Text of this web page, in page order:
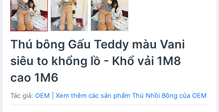
Thú bông Gấu Teddy màu Vani
siêu to khổng lồ - Khổ vải 1M8
cao 1M6
Tác giả: OEM Xem thêm các sản phẩm Thú Nhồi Bông của OEM